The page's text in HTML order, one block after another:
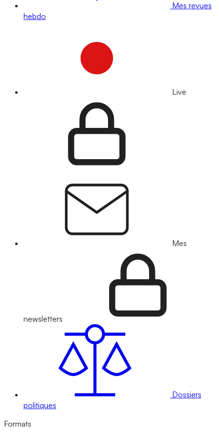
Mes revues
hebdo
Live
Mes
newsletters
Dossiers
politiques
Formats